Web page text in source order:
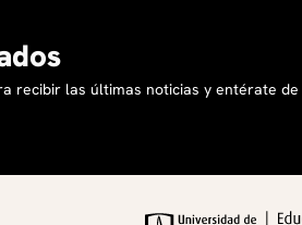
recibir las últimas noticias y entérate de